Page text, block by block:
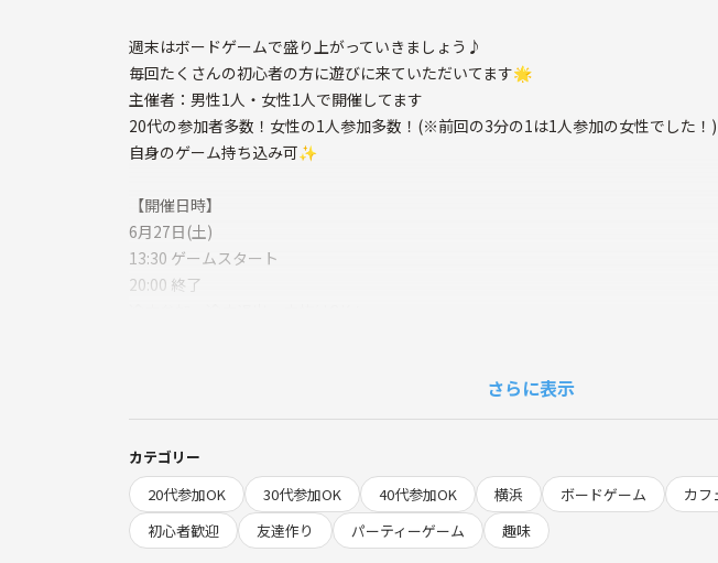
週末はボードゲームで盛り上がっていきましょう♪
毎回たくさんの初心者の方に遊びに来ていただいてます🌟
主催者：男性1人・女性1人で開催してます
20代の参加者多数！女性の1人参加多数！(※前回の3分の1は1人参加の女性でした！)
自身のゲーム持ち込み可✨
【開催日時】
6月27日(土)
13:30 ゲームスタート
20:00 終了
〒221-0822
神奈川県横浜市神奈川区西神奈川３丁目1−６
松田ビル A号
さらに表示
カテゴリー
20代参加OK
30代参加OK 40代参加OK 横浜 ボードゲーム カフ
初心者歓迎
友達作り パーティーゲーム 趣味